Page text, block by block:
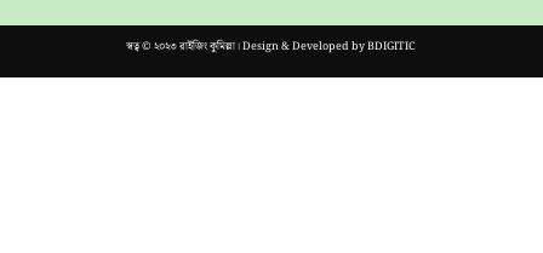
স্বত্ব © ২০২৩ রাইজিং কুমিল্লা। Design & Developed byBDIGITIC